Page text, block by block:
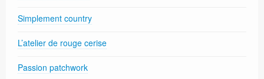
Simplement country
L’atelier de rouge cerise
Passion patchwork